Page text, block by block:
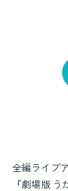
全編ライブ
『劇場版